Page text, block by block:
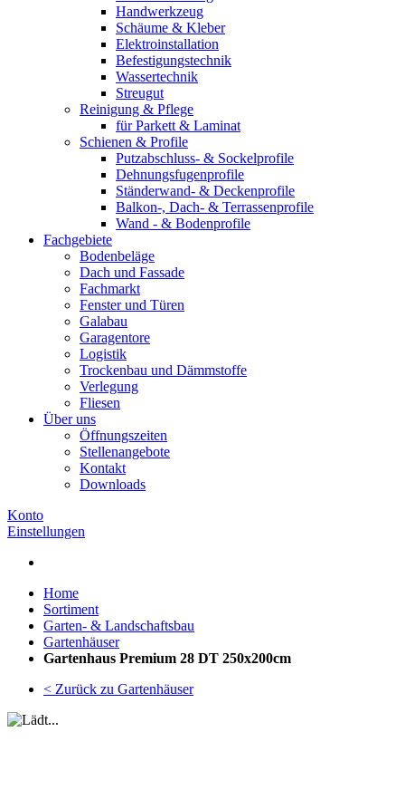
Handwerkzeug
Schäume & Kleber
Elektroinstallation
Befestigungstechnik
Wassertechnik
Streugut
Reinigung & Pflege
für Parkett & Laminat
Schienen & Profile
Putzabschluss- & Sockelprofile
Dehnungsfugenprofile
Ständerwand- & Deckenprofile
Balkon-, Dach- & Terrassenprofile
Wand - & Bodenprofile
Fachgebiete
Bodenbeläge
Dach und Fassade
Fachmarkt
Fenster und Türen
Galabau
Garagentore
Logistik
Trockenbau und Dämmstoffe
Verlegung
Fliesen
Über uns
Öffnungszeiten
Stellenangebote
Kontakt
Downloads
Konto
Einstellungen
Home
Sortiment
Garten- & Landschaftsbau
Gartenhäuser
Gartenhaus Premium 28 DT 250x200cm
< Zurück zu Gartenhäuser